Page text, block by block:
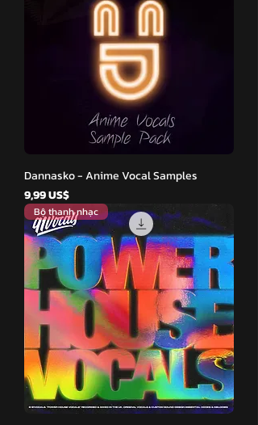
Dannasko - Anime Vocal Samples
Giá
9,99 US$
Bộ thanh nhạc